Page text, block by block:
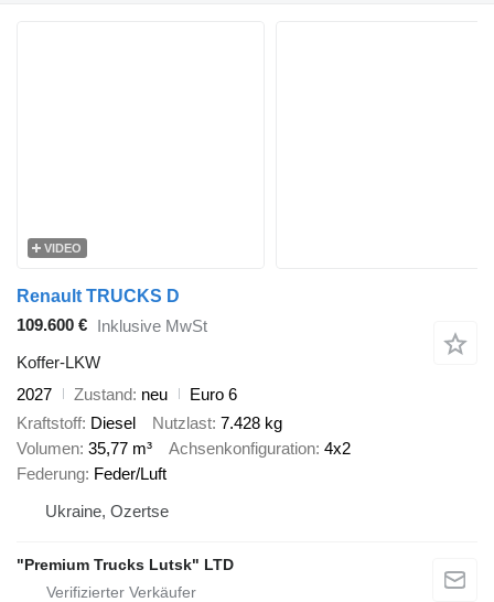
VIDEO
Renault TRUCKS D
109.600 € Inklusive MwSt
Koffer-LKW
2027
Zustand neu
Euro 6
Kraftstoff Diesel Nutzlast 7.428 kg
Volumen 35,77 m³ Achsenkonfiguration 4x2
Federung Feder/Luft
Ukraine, Ozertse
"Premium Trucks Lutsk" LTD